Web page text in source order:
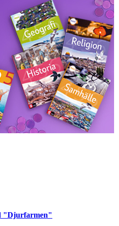
"Djurfarmen"